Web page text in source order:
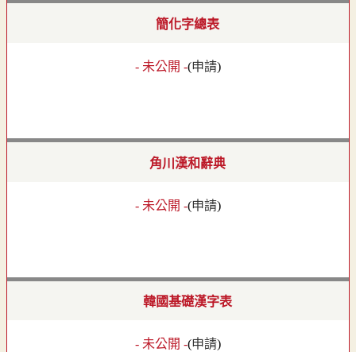
簡化字總表
- 未公開 -(申請)
角川漢和辭典
- 未公開 -(申請)
韓國基礎漢字表
- 未公開 -(申請)